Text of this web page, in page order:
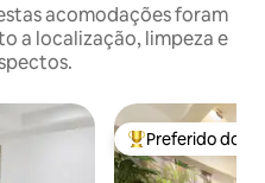
acomodações foram
a localização, limpeza e
hóspedes Entre os
Preferido dos